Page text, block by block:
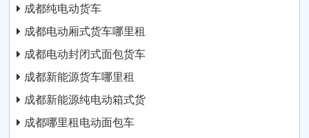
成都纯电动货车
成都电动厢式货车哪里租
成都电动封闭式面包货车
成都新能源货车哪里租
成都新能源纯电动箱式货
成都哪里租电动面包车